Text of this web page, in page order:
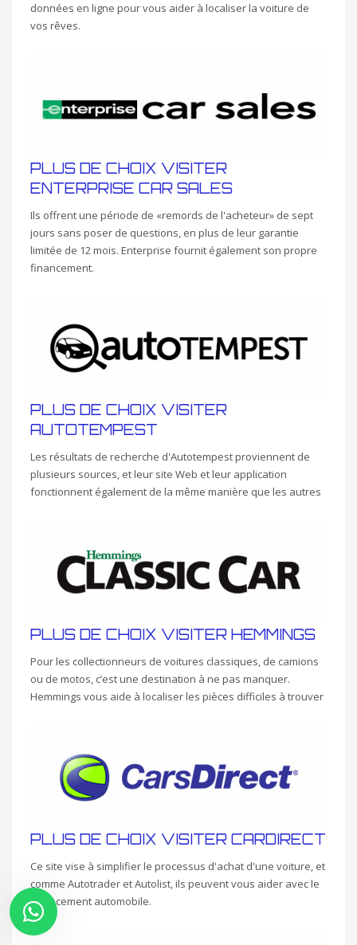
données en ligne pour vous aider à localiser la voiture de
vos rêves.
PLUS DE CHOIX VISITER
ENTERPRISE CAR SALES
Ils offrent une période de «remords de l'acheteur» de sept
jours sans poser de questions, en plus de leur garantie
limitée de 12 mois. Enterprise fournit également son propre
financement.
PLUS DE CHOIX VISITER
AUTOTEMPEST
Les résultats de recherche d'Autotempest proviennent de
plusieurs sources, et leur site Web et leur application
fonctionnent également de la même manière que les autres
PLUS DE CHOIX VISITER HEMMINGS
Pour les collectionneurs de voitures classiques, de camions
ou de motos, c’est une destination à ne pas manquer.
Hemmings vous aide à localiser les pièces difficiles à trouver
PLUS DE CHOIX VISITER CARDIRECT
Ce site vise à simplifier le processus d'achat d'une voiture, et
comme Autotrader et Autolist, ils peuvent vous aider avec le
financement automobile.